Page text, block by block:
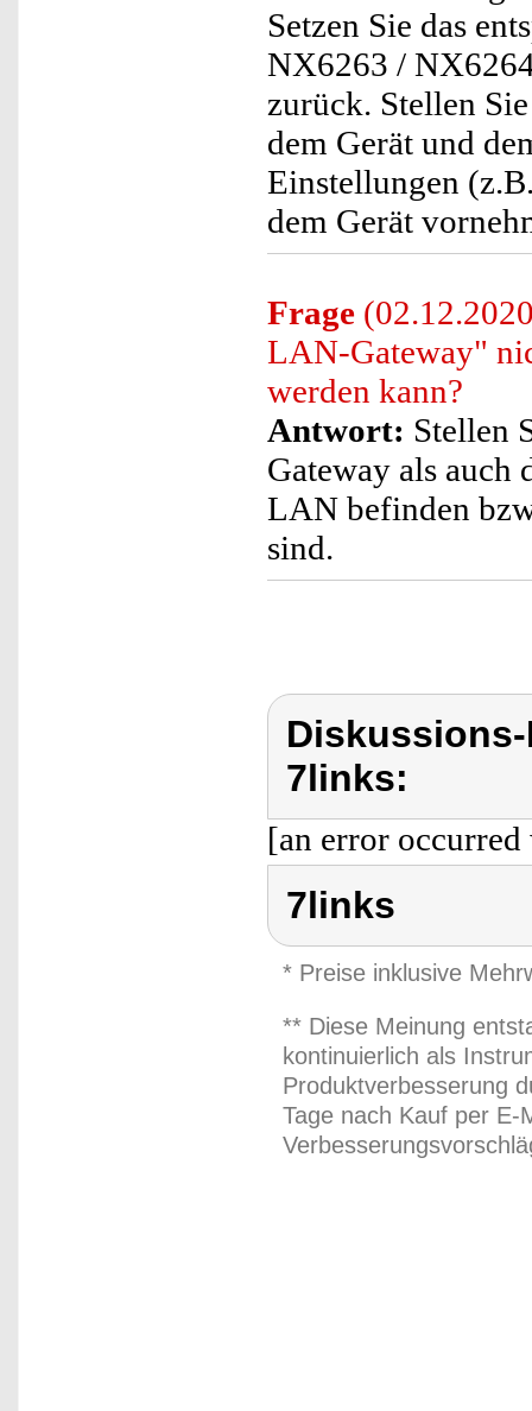
Setzen Sie das
NX6263 /
zurück. Stellen
dem Gerät und
Einstellungen
dem Gerät
Frage
LAN-Gateway"
werden kann?
Antwort: Stellen
Gateway als auch
LAN befinden
sind.
7links:
[an error
7links
* Preise inklusive
** Diese Meinung
kontinuierlich als
Produktverbesserung
Tage nach Kauf per E-